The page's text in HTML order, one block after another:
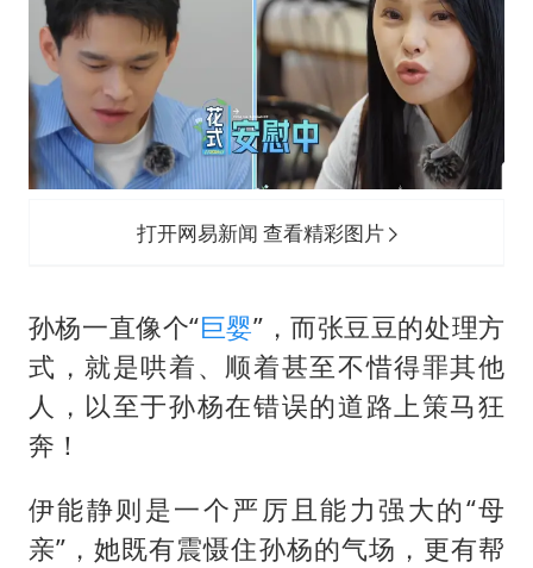
打开网易新闻 查看精彩图片
孙杨一直像个“巨婴”，而张豆豆的处理方
式，就是哄着、顺着甚至不惜得罪其他
人，以至于孙杨在错误的道路上策马狂
奔！
伊能静则是一个严厉且能力强大的“母
亲”，她既有震慑住孙杨的气场，更有帮